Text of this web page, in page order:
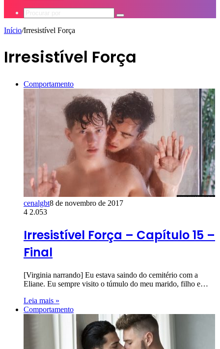
Procurar
Início/Irresistível Força
Irresistível Força
Comportamento
cenalgbt8 de novembro de 2017
4 2.053
Irresistível Força – Capítulo 15 –
Final
[Virginia narrando] Eu estava saindo do cemitério com a
Eliane. Eu sempre visito o túmulo do meu marido, filho e…
Leia mais »
Comportamento